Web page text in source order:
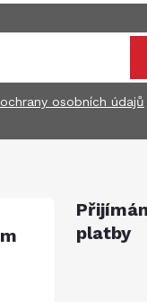
osobních údajů
platby